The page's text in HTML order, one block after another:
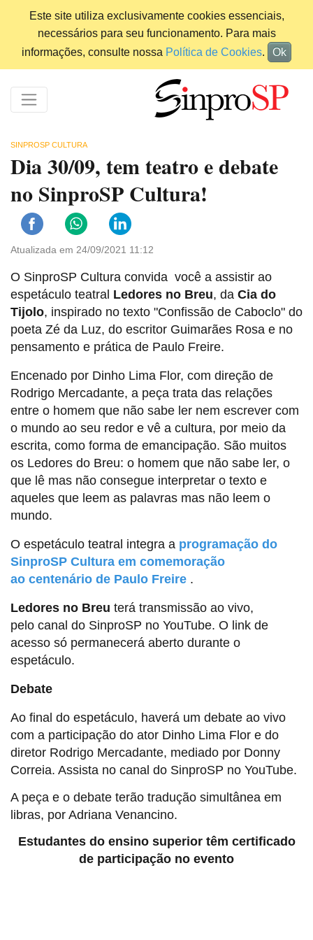
Este site utiliza exclusivamente cookies essenciais,
necessários para seu funcionamento. Para mais
informações, consulte nossa Política de Cookies. Ok
SINPROSP CULTURA
Dia 30/09, tem teatro e debate
no SinproSP Cultura!
Atualizada em 24/09/2021 11:12
O SinproSP Cultura convida você a assistir ao
espetáculo teatral Ledores no Breu, da Cia do
Tijolo, inspirado no texto "Confissão de Caboclo" do
poeta Zé da Luz, do escritor Guimarães Rosa e no
pensamento e prática de Paulo Freire.
Encenado por Dinho Lima Flor, com direção de
Rodrigo Mercadante, a peça trata das relações
entre o homem que não sabe ler nem escrever com
o mundo ao seu redor e vê a cultura, por meio da
escrita, como forma de emancipação. São muitos
os Ledores do Breu: o homem que não sabe ler, o
que lê mas não consegue interpretar o texto e
aqueles que leem as palavras mas não leem o
mundo.
O espetáculo teatral integra a programação do
SinproSP Cultura em comemoração
ao centenário de Paulo Freire .
Ledores no Breu terá transmissão ao vivo,
pelo canal do SinproSP no YouTube. O link de
acesso só permanecerá aberto durante o
espetáculo.
Debate
Ao final do espetáculo, haverá um debate ao vivo
com a participação do ator Dinho Lima Flor e do
diretor Rodrigo Mercadante, mediado por Donny
Correia. Assista no canal do SinproSP no YouTube.
A peça e o debate terão tradução simultânea em
libras, por Adriana Venancino.
Estudantes do ensino superior têm certificado
de participação no evento